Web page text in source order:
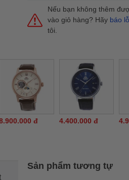
đ 4.400.000 đ
Sản phẩm tương tự
Nếu bạn không thêm
vào giỏ hàng? Hãy báo
tôi.